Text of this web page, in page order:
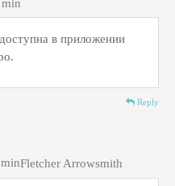
в приложении
Reply
Fletcher Arrowsmith